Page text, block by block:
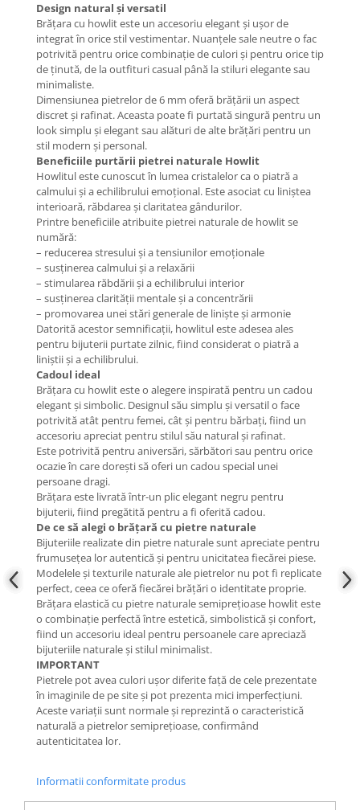
Brățări elastice cu pietre
semiprețioase
BRĂȚĂRI DE PICIOR
Brățări de picior din Aur
Brățări de picior din Argint
COLIERE
Coliere cu mărgele colorate și
Argint
Coliere cu pietre semiprețioase
Design natural și versatil
Brățara cu howlit este un accesoriu elegant și ușor de
integrat în orice stil vestimentar. Nuanțele sale neutre o fac
potrivită pentru orice combinație de culori și pentru orice tip
de ținută, de la outfituri casual până la stiluri elegante sau
minimaliste.
Dimensiunea pietrelor de 6 mm oferă brățării un aspect
discret și rafinat. Aceasta poate fi purtată singură pentru un
look simplu și elegant sau alături de alte brățări pentru un
stil modern și personal.
Beneficiile purtării pietrei naturale Howlit
Howlitul este cunoscut în lumea cristalelor ca o piatră a
calmului și a echilibrului emoțional. Este asociat cu liniștea
interioară, răbdarea și claritatea gândurilor.
Printre beneficiile atribuite pietrei naturale de howlit se
numără:
– reducerea stresului și a tensiunilor emoționale
– susținerea calmului și a relaxării
– stimularea răbdării și a echilibrului interior
– susținerea clarității mentale și a concentrării
– promovarea unei stări generale de liniște și armonie
Datorită acestor semnificații, howlitul este adesea ales
pentru bijuterii purtate zilnic, fiind considerat o piatră a
liniștii și a echilibrului.
Cadoul ideal
Brățara cu howlit este o alegere inspirată pentru un cadou
elegant și simbolic. Designul său simplu și versatil o face
potrivită atât pentru femei, cât și pentru bărbați, fiind un
accesoriu apreciat pentru stilul său natural și rafinat.
Este potrivită pentru aniversări, sărbători sau pentru orice
ocazie în care dorești să oferi un cadou special unei
persoane dragi.
Brățara este livrată într-un plic elegant negru pentru
bijuterii, fiind pregătită pentru a fi oferită cadou.
De ce să alegi o brățară cu pietre naturale
Bijuteriile realizate din pietre naturale sunt apreciate pentru
frumusețea lor autentică și pentru unicitatea fiecărei piese.
Modelele și texturile naturale ale pietrelor nu pot fi replicate
perfect, ceea ce oferă fiecărei brățări o identitate proprie.
Brățara elastică cu pietre naturale semiprețioase howlit este
o combinație perfectă între estetică, simbolistică și confort,
fiind un accesoriu ideal pentru persoanele care apreciază
bijuteriile naturale și stilul minimalist.
IMPORTANT
Pietrele pot avea culori ușor diferite față de cele prezentate
în imaginile de pe site și pot prezenta mici imperfecțiuni.
Aceste variații sunt normale și reprezintă o caracteristică
naturală a pietrelor semiprețioase, confirmând
autenticitatea lor.
Informatii conformitate produs